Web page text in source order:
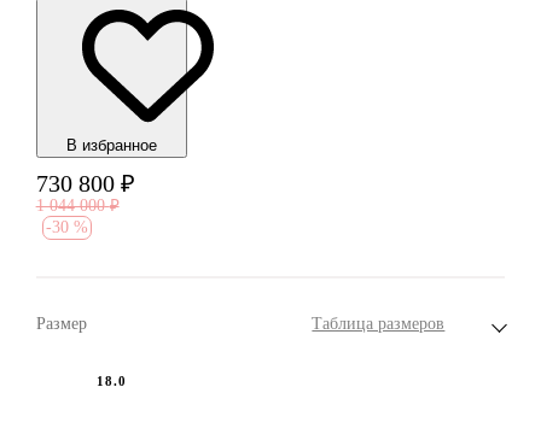
В избранноe
730 800 ₽
1 044 000 ₽
-30 %
Размер Таблица размеров
18.0